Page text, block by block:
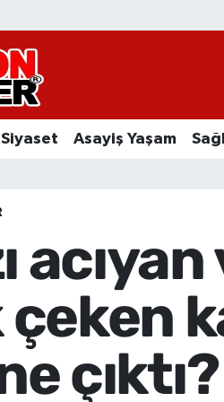
Siyaset Asayiş Yaşam
çıktı?